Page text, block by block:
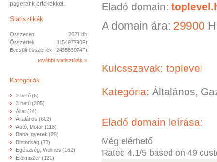
pagerank értékekkel.
Statisztikák
Összesen
2621 db
Összérték
115497790Ft
Becsült összérték
243583974Ft
további statisztikák »
Kategóriák
2 betű (6)
3 betű (205)
Állat (24)
Általános (602)
Autó, Motor (113)
Baba, gyerek (29)
Biztonság (70)
Egészség, Wellnes (162)
Élelmiszer (121)
Eladó domain:
A domain ára: 29900
Kulcsszavak: toplevel
Kategória: Általános,
Eladó domain leírása:
Még elérhető
Rated 4.1/5 based on 49